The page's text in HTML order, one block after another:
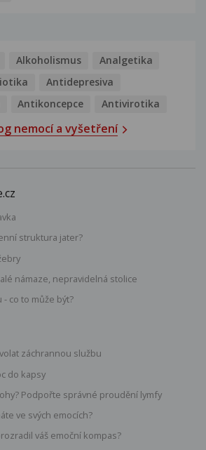
Alkoholismus
Analgetika
Antidepresiva
Antikoncepce Antivirotika
nemocí a vyšetření
struktura jater?
námaze, nepravidelná stolice
co to může být?
záchrannou službu
do kapsy
Podpořte správné proudění lymfy
ve svých emocích?
váš emoční kompas?